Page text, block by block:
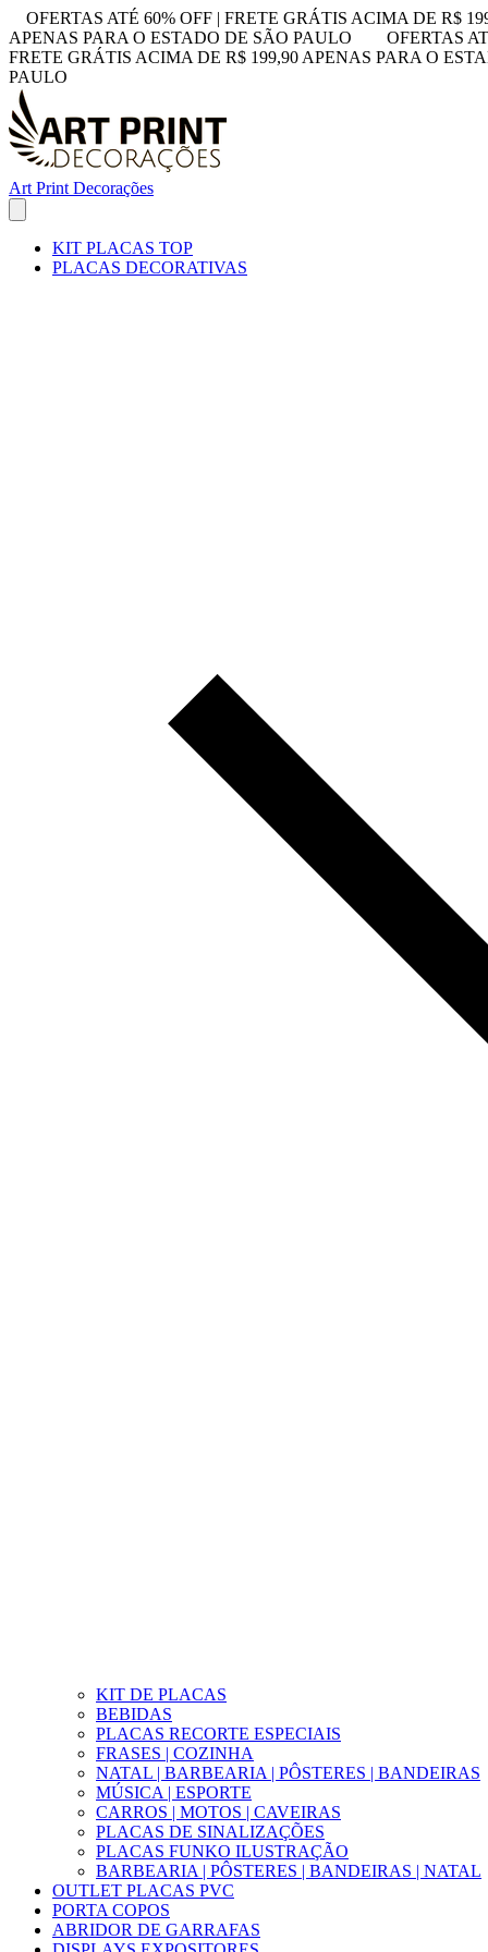
OFERTAS ATÉ 60% OFF | FRETE GRÁTIS ACIMA DE R$
APENAS PARA O ESTADO DE SÃO PAULO
OFERTAS
FRETE GRÁTIS ACIMA DE R$ 199,90 APENAS PARA O
PAULO
Art Print Decorações
KIT PLACAS TOP
PLACAS DECORATIVAS
KIT DE PLACAS
BEBIDAS
PLACAS RECORTE ESPECIAIS
FRASES | COZINHA
NATAL | BARBEARIA | PÔSTERES | BANDEIRAS
MÚSICA | ESPORTE
CARROS | MOTOS | CAVEIRAS
PLACAS DE SINALIZAÇÕES
PLACAS FUNKO ILUSTRAÇÃO
BARBEARIA | PÔSTERES | BANDEIRAS | NATAL
OUTLET PLACAS PVC
PORTA COPOS
ABRIDOR DE GARRAFAS